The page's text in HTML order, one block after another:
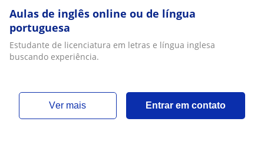
Aulas de inglês online ou de língua
portuguesa
Estudante de licenciatura em letras e língua inglesa
buscando experiência.
ver mais Entrar em contato